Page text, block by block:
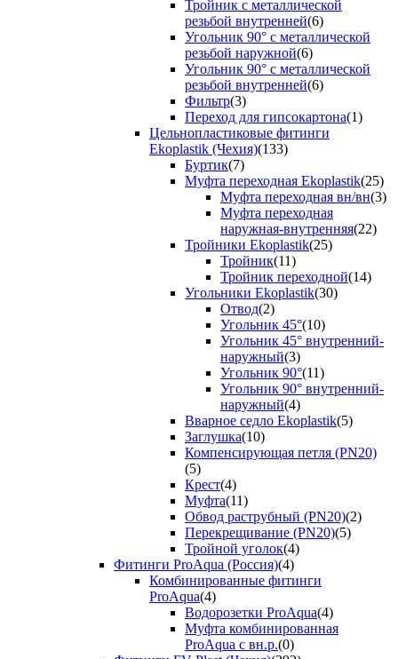
Тройник с металлической
резьбой внутренней(6)
Угольник 90° с металлической
резьбой наружной(6)
Угольник 90° с металлической
резьбой внутренней(6)
Фильтр(3)
Переход для гипсокартона(1)
Цельнопластиковые фитинги
Ekoplastik (Чехия)(133)
Буртик(7)
Муфта переходная Ekoplastik(25)
Муфта переходная вн/вн(3)
Муфта переходная
наружная-внутренняя(22)
Тройники Ekoplastik(25)
Тройник(11)
Тройник переходной(14)
Угольники Ekoplastik(30)
Отвод(2)
Угольник 45°(10)
Угольник 45° внутренний-
наружный(3)
Угольник 90°(11)
Угольник 90° внутренний-
наружный(4)
Вварное седло Ekoplastik(5)
Заглушка(10)
Компенсирующая петля (PN20)
(5)
Крест(4)
Муфта(11)
Обвод раструбный (PN20)(2)
Перекрещивание (PN20)(5)
Тройной уголок(4)
Фитинги ProAqua (Россия)(4)
Комбинированные фитинги
ProAqua(4)
Водорозетки ProAqua(4)
Муфта комбинированная
ProAqua с вн.р.(0)